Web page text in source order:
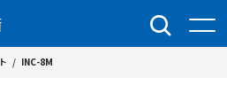
/ INC-8M